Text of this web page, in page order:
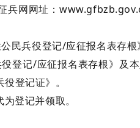
兵网网址：
民兵役登记/应征报名表存根
登记/应征报名表存根》及
登记证》。
登记并领取。